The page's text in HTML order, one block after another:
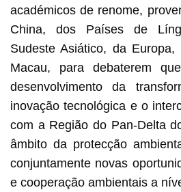
académicos de renome,
China, dos Países de
Sudeste Asiático, da
Macau, para debaterem
desenvolvimento da
inovação tecnológica e o
com a Região do Pan-Delta
âmbito da protecção
conjuntamente novas
e cooperação ambientais a